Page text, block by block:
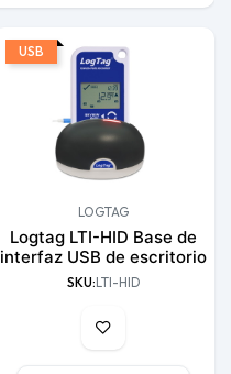
USB
LOGTAG
Logtag LTI-HID Base de
interfaz USB de escritorio
SKU:LTI-HID